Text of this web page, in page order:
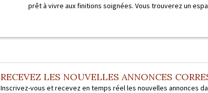
prêt à vivre aux finitions soignées. Vous trouverez un
RECEVEZ LES NOUVELLES ANNONCES
Inscrivez-vous et recevez en temps réel les nouvelles annonces